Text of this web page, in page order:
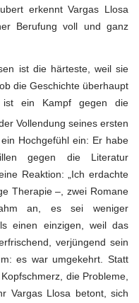
erkennt Vargas Llosa
Berufung voll und ganz
ist die härteste, weil sie
die Geschichte überhaupt
ein Kampf gegen die
Vollendung seines ersten
Hochgefühl ein: Er habe
gegen die Literatur
Reaktion: „Ich erdachte
Therapie –, zwei Romane
an, es sei weniger
einen einzigen, weil das
verjüngend sein
es war umgekehrt. Statt
die Probleme,
Vargas Llosa betont, sich